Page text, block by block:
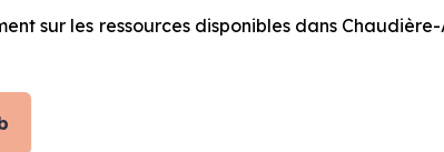
sur les ressources disponibles dans